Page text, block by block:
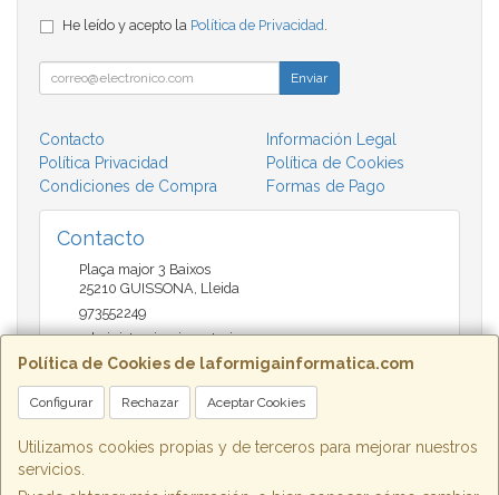
Política de Cookies de laformigainformatica.com
Configurar Rechazar Aceptar Cookies
Utilizamos cookies propias y de terceros para mejorar nuestros
servicios.
He leído y acepto la Política de Privacidad
Enviar
Contacto
Información Legal
Política Privacidad
Política de Cookies
Condiciones de Compra
Formas de Pago
Contacto
Plaça major 3 Baixos
25210 GUISSONA Lleida
973552249
administracio@insectari.com
Horario
Matí de 9 a 13:30 - Tarda 17 a 20:30